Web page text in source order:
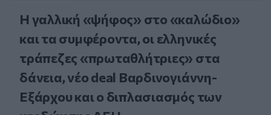
Η γαλλική «ψήφος» στο «καλώδιο»
και τα συμφέροντα, οι ελληνικές
τράπεζες «πρωταθλήτριες» στα
δάνεια, νέο deal Βαρδινογιάννη-
Εξάρχου και ο διπλασιασμός των